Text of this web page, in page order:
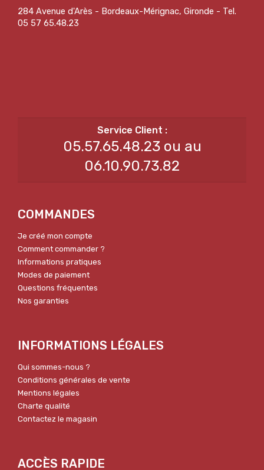
284 Avenue d'Arès - Bordeaux-Mérignac, Gironde - Tel.
05 57 65.48.23
05.57.65.48.23 ou au
06.10.90.73.82
COMMANDES
Je créé mon compte
Comment commander ?
Informations pratiques
Modes de paiement
Questions fréquentes
Nos garanties
INFORMATIONS LÉGALES
Qui sommes-nous ?
Conditions générales de vente
Mentions légales
Charte qualité
Contactez le magasin
ACCÈS RAPIDE